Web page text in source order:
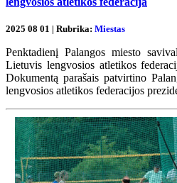
2025 08 01 | Rubrika: Miestas
Penktadienį Palangos miesto
Lietuvis lengvosios atletikos
Dokumentą parašais patvirtino
lengvosios atletikos federacijos